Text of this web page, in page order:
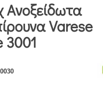
Ανοξείδωτα
Varese
3001